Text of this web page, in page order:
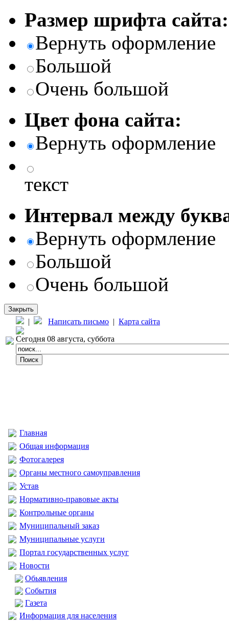
Размер шрифта сайта:
Вернуть оформление
Большой
Очень большой
Цвет фона сайта:
Вернуть оформление
текст
Интервал между
Вернуть оформление
Большой
Очень большой
Закрыть
| Написать письмо | Карта сайта
Сегодня 08 августа, суббота
Главная
Общая информация
Фотогалерея
Органы местного самоуправления
Устав
Нормативно-правовые акты
Контрольные органы
Муниципальный заказ
Муниципальные услуги
Портал государственных услуг
Новости
Обьявления
События
Газета
Информация для населения